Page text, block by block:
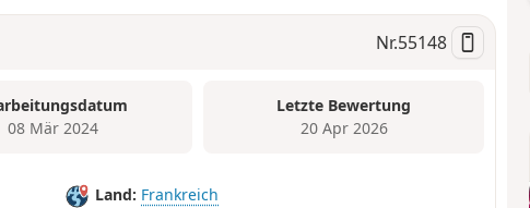
Nr.55148
08 Mär 2024
Letzte Bewertung
20 Apr 2026
Land: Frankreich